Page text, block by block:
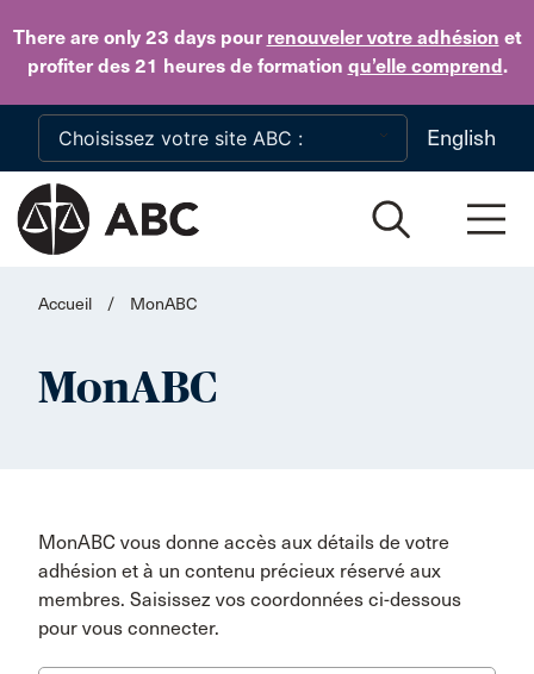
There are only 23 dayspour renouveler votre adhésion et
profiter des 21 heures de formation qu’elle comprend.
Skip to main content
English
Accueil / MonABC
MonABC
MonABC vous donne accès aux détails de votre
adhésion et à un contenu précieux réservé aux
membres. Saisissez vos coordonnées ci-dessous
pour vous connecter.